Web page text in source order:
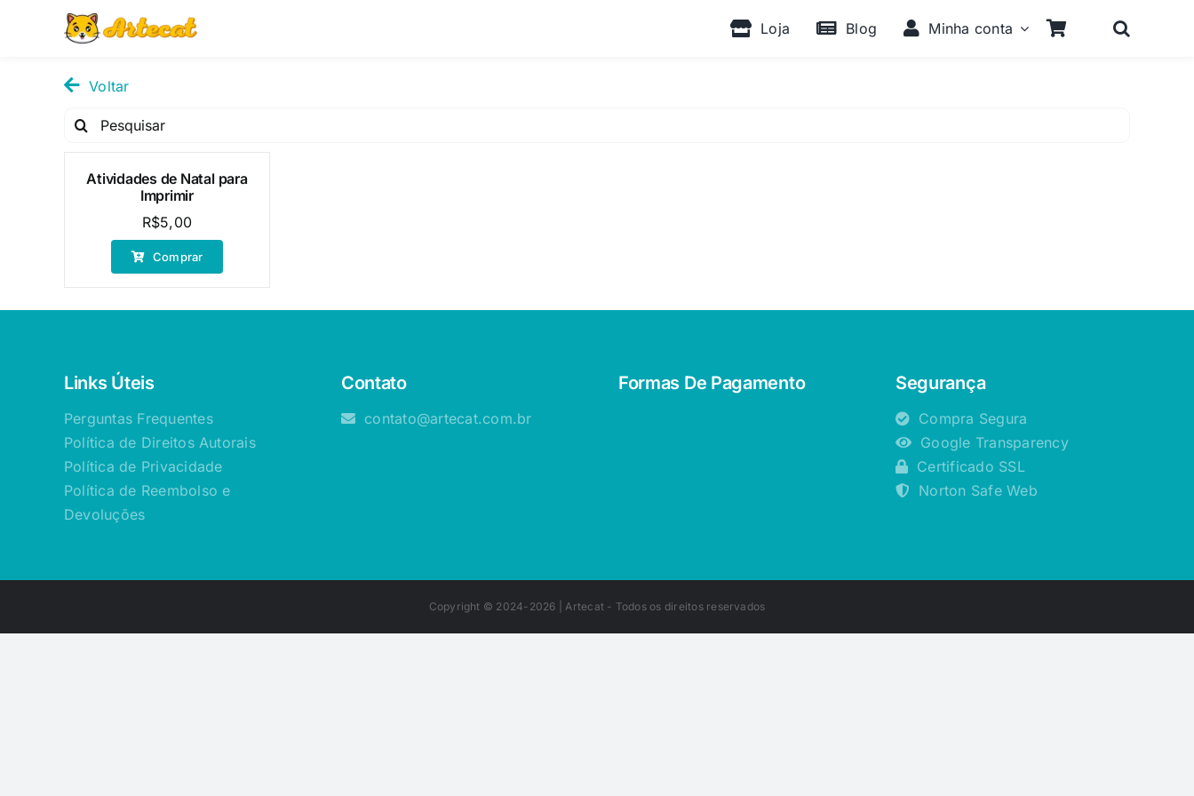
Loja Blog Minha conta
Voltar
Pesquisar
Atividades de Natal para
Imprimir
R$5,00
Comprar
Links Úteis
Perguntas Frequentes
Política de Direitos Autorais
Política de Privacidade
Política de Reembolso e
Devoluções
Contato
contato@artecat.com.br
Formas De Pagamento Segurança
Compra Segura
Google Transparency
Certificado SSL
Norton Safe Web
Copyright © 2024-2026 |Artecat - Todos os direitos reservados